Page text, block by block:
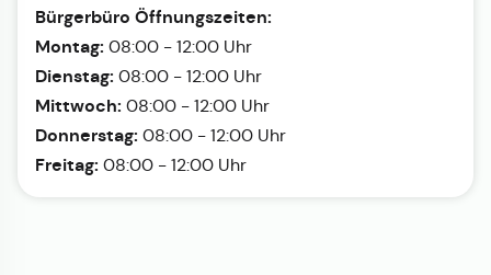
Bürgerbüro Öffnungszeiten:
Montag: 08:00 - 12:00 Uhr
Dienstag: 08:00 - 12:00 Uhr
Mittwoch: 08:00 - 12:00 Uhr
Donnerstag: 08:00 - 12:00 Uhr
Freitag: 08:00 - 12:00 Uhr